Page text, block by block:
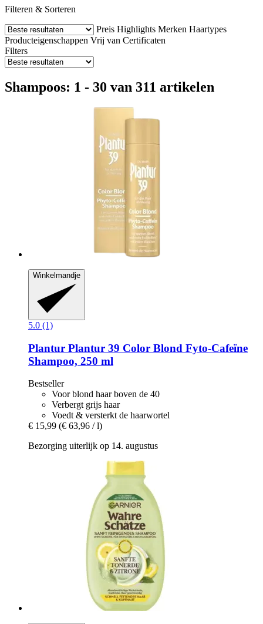
Filteren & Sorteren
Preis Highlights Merken Haartypes
Producteigenschappen Vrij van Certificaten
Filters
Shampoos: 1 - 30 van 311 artikelen
Winkelmandje
5.0 (1)
Plantur Plantur 39 Color Blond Fyto-​Cafeïne
Shampoo, 250 ml
Bestseller
Voor blond haar boven de 40
Verbergt grijs haar
Voedt & versterkt de haarwortel
€ 15,99 (€ 63,96 / l)
Bezorging uiterlijk op 14. augustus